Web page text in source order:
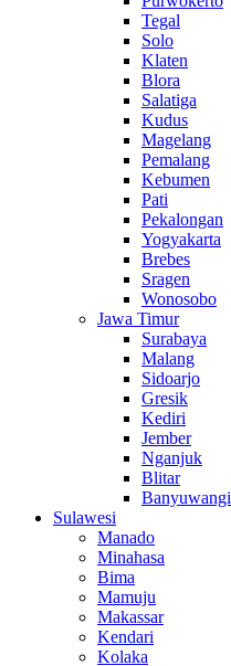
Tegal
Solo
Klaten
Blora
Salatiga
Kudus
Magelang
Pemalang
Kebumen
Pati
Pekalongan
Yogyakarta
Brebes
Sragen
Wonosobo
Jawa Timur
Surabaya
Malang
Sidoarjo
Gresik
Kediri
Jember
Nganjuk
Blitar
Banyuwangi
Sulawesi
Manado
Minahasa
Bima
Mamuju
Makassar
Kendari
Kolaka